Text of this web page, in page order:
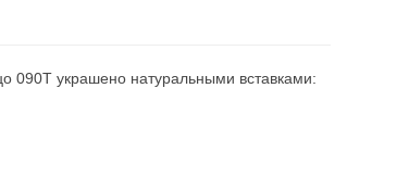
090Т украшено натуральными вставками: